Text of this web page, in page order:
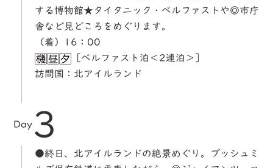
する博物館★タイタニック・ベルファストや◎市庁
舎など見どころをめぐります。
（着）16：00
［ベルファスト泊＜2連泊＞］
訪問国：北アイルランド
Day 3
●終日、北アイルランドの絶景めぐり。ブッシュミ